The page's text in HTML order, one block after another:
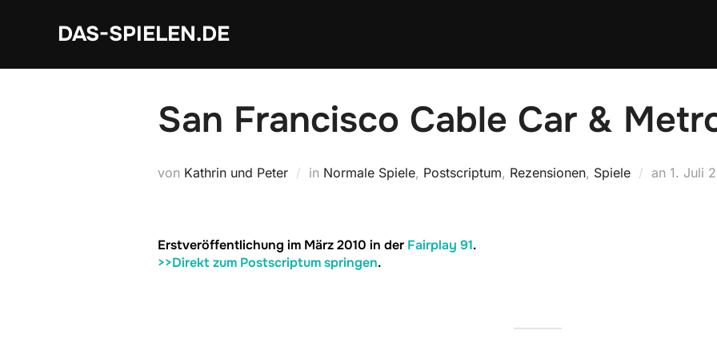
DAS-SPIELEN.DE
San Francisco Cable Car &
von Kathrin und Peter in Normale Spiele, Postscriptum, Rezensionen, Spiele an 1. Juli
Erstveröffentlichung im März 2010 in der Fairplay 91.
>>Direkt zum Postscriptum springen.